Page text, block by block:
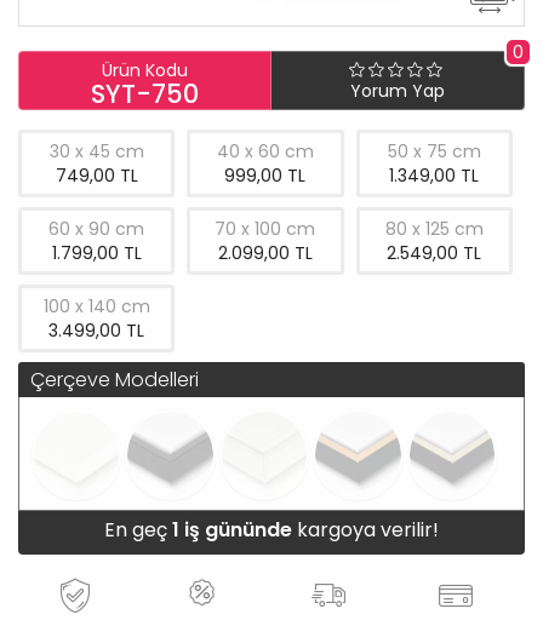
Ürün Kodu
SYT-750
0
Yorum Yap
30 x 45 cm
749,00 TL
40 x 60 cm
999,00 TL
50 x 75 cm
1.349,00 TL
60 x 90 cm
1.799,00 TL
70 x 100 cm
2.099,00 TL
80 x 125 cm
2.549,00 TL
100 x 140 cm
3.499,00 TL
Çerçeve Modelleri
En geç1 iş gününde kargoya verilir!